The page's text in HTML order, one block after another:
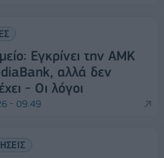
Εγκρίνει την ΑΜΚ
αλλά δεν
- Οι λόγοι
- 09:49